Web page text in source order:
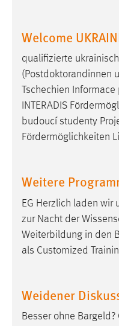
Welcome
qualifizierte
(Postdoktorandinnen
Tschechien
INTERADIS
budoucí studenty
Fördermöglichkeiten
Weitere
EG Herzlich laden wir
zur Nacht der
Weiterbildung in den
als Customized
Weidener
Besser ohne Bargeld?
Name:
Zweck:
Cookie Laufzeit:
MARKETING
Sie tun dies, indem
hinweg verfolgen.
Google Ads
Name:
Zweck: